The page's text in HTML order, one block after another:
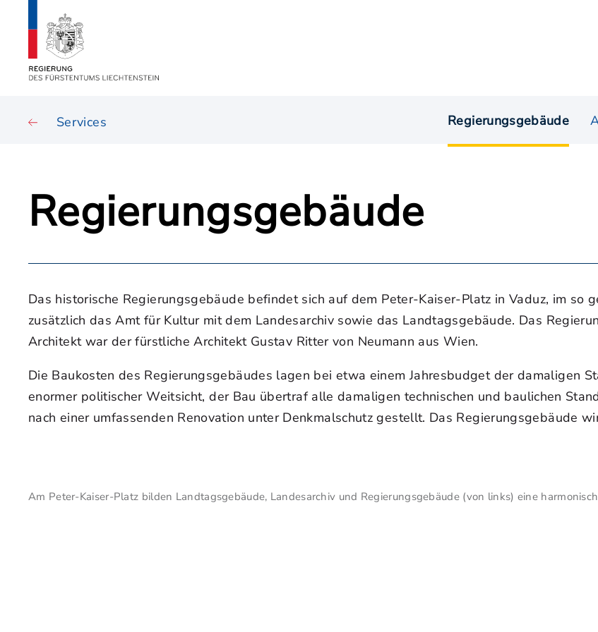
Services Regierungsgebäude
Regierungsgebäude
Das historische Regierungsgebäude befindet sich auf dem Peter-Kaiser-Platz in Vaduz, im so
zusätzlich das Amt für Kultur mit dem Landesarchiv sowie das Landtagsgebäude. Das
Architekt war der fürstliche Architekt Gustav Ritter von Neumann aus Wien.
Die Baukosten des Regierungsgebäudes lagen bei etwa einem Jahresbudget der damaligen
enormer politischer Weitsicht, der Bau übertraf alle damaligen technischen und baulichen
nach einer umfassenden Renovation unter Denkmalschutz gestellt. Das Regierungsgebäude
Am Peter-Kaiser-Platz bilden Landtagsgebäude, Landesarchiv und Regierungsgebäude (von links) eine